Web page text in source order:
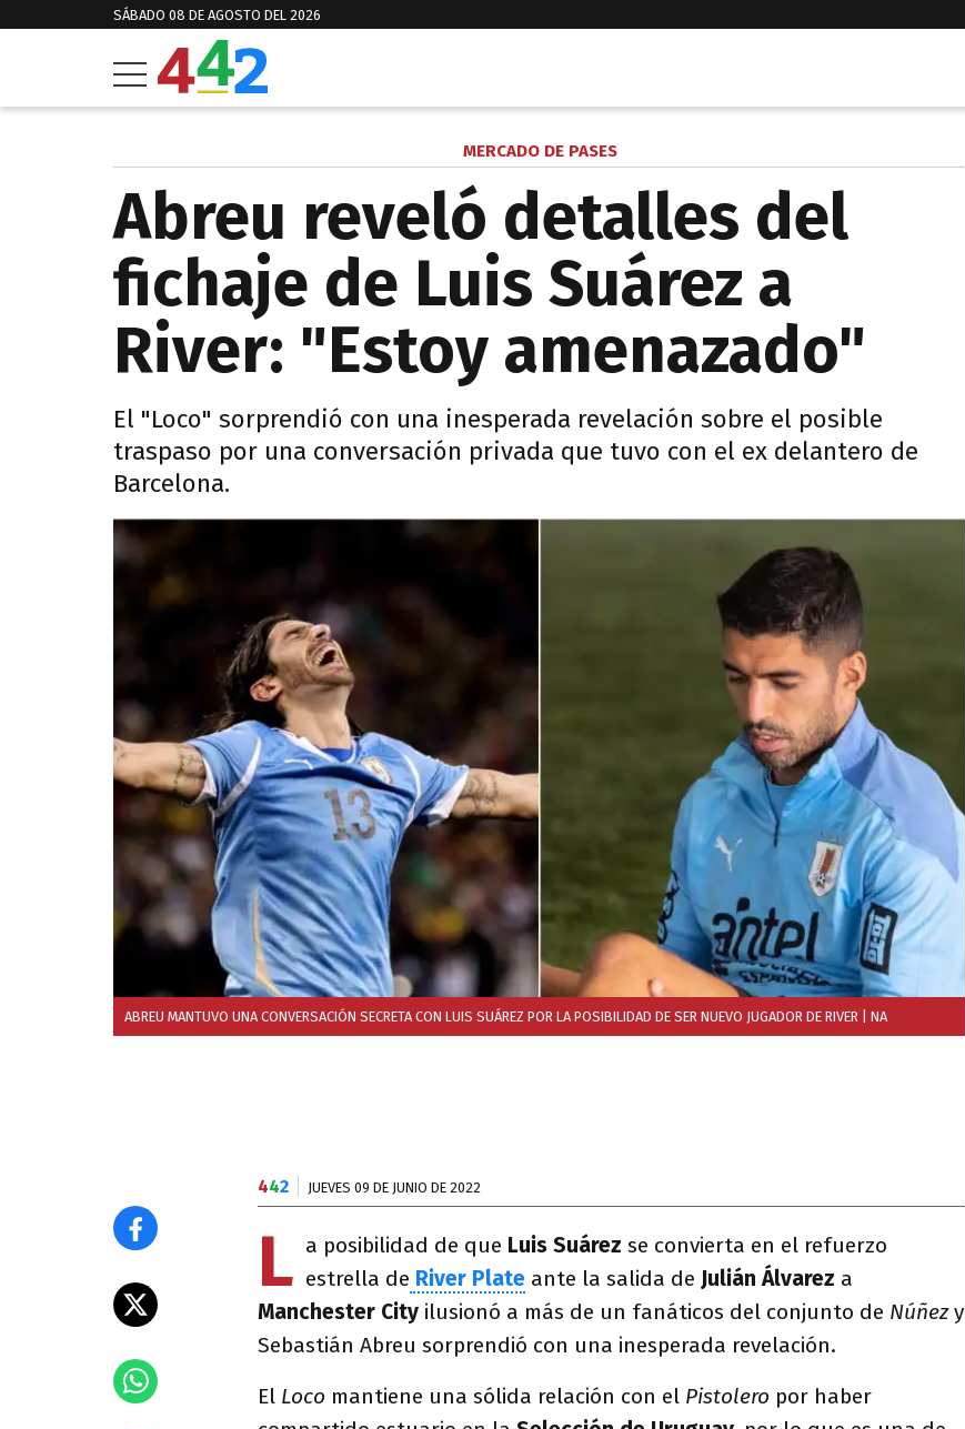
SÁBADO 08 DE AGOSTO DEL 2026
MERCADO DE PASES
Abreu reveló detalles del
fichaje de Luis Suárez a
River: "Estoy amenazado"
El "Loco" sorprendió con una inesperada revelación sobre el posible
traspaso por una conversación privada que tuvo con el ex delantero de
Barcelona.
ABREU MANTUVO UNA CONVERSACIÓN SECRETA CON LUIS SUÁREZ POR LA POSIBILIDAD DE SER NUEVO JUGADOR DE RIVER | NA
442 JUEVES 09 DE JUNIO DE 2022
L a posibilidad de que Luis Suárez se convierta en el refuerzo
estrella de River Plate ante la salida de Julián Álvarez a
Manchester City ilusionó a más de un fanáticos del conjunto de Núñezy
Sebastián Abreu sorprendió con una inesperada revelación.
El Loco mantiene una sólida relación con el Pistolero por haber